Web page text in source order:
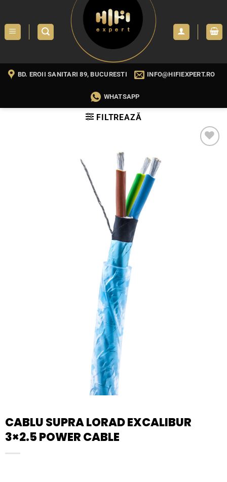
content
BD. EROII SANITARI 89, BUCURESTI INFO@HIFIEXPERT.RO
WHATSAPP
FILTREAZĂ
CABLU SUPRA LORAD EXCALIBUR
3×2.5 POWER CABLE